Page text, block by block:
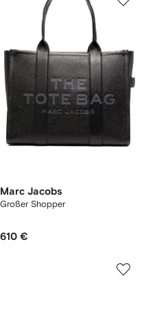
Marc Jacobs
Großer Shopper
610 €